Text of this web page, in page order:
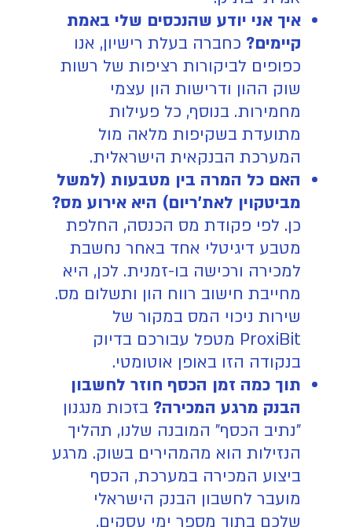
איך אני יודע שהנכסים שלי באמת
קיימים? כחברה בעלת רישיון, אנו
כפופים לביקורות רציפות של רשות
שוק ההון ודרישות הון עצמי
מחמירות. בנוסף, כל פעילות
מתועדת בשקיפות מלאה מול
המערכת הבנקאית הישראלית.
האם כל המרה בין מטבעות (למשל
מביטקוין לאת'ריום) היא אירוע מס?
כן. לפי פקודת מס הכנסה, החלפת
מטבע דיגיטלי אחד באחר נחשבת
למכירה ורכישה בו-זמנית. לכן, היא
מחייבת חישוב רווח הון ותשלום מס.
שירות ניכוי המס במקור של
ProxiBit מטפל עבורכם בדיוק
בנקודה הזו באופן אוטומטי.
תוך כמה זמן הכסף חוזר לחשבון
הבנק מרגע המכירה? בזכות מנגנון
"נתיב הכסף" המובנה שלנו, תהליך
הנזילות הוא מהמהירים בשוק. מרגע
ביצוע המכירה במערכת, הכסף
מועבר לחשבון הבנק הישראלי
שלכם בתוך מספר ימי עסקים,